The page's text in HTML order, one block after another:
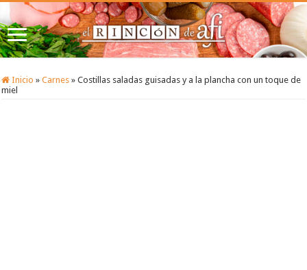
Inicio » Carnes » Costillas saladas guisadas y a la plancha con un toque de
miel